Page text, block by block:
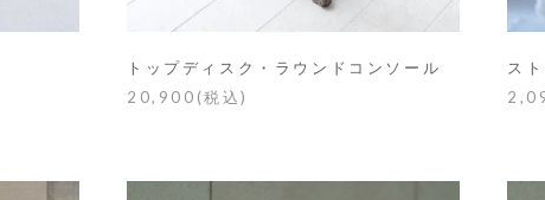
トップディスク・ラウンドコンソール
20,900(税込)
ス